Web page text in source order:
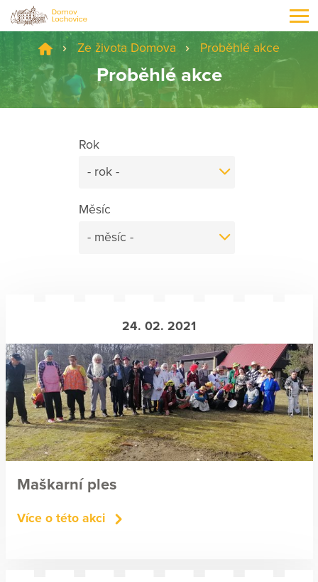
Ze života Domova Proběhlé akce
Proběhlé akce
Rok
- rok -
Měsíc
- měsíc -
24. 02. 2021
Maškarní ples
Více o této akci